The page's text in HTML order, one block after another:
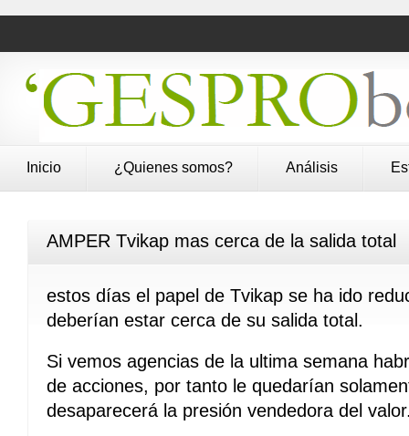
Inicio ¿Quienes somos? Análisis
AMPER Tvikap mas cerca de la salida total
estos días el papel de Tvikap se ha ido
deberían estar cerca de su salida total.
Si vemos agencias de la ultima semana
de acciones, por tanto le quedarían
desaparecerá la presión vendedora del